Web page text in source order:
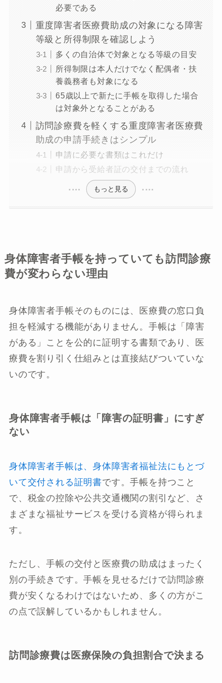
必要である
重度障害者医療費助成の対象になる障害
等級と所得制限を確認しよう
多くの自治体で対象となる等級の目安
所得制限は本人だけでなく配偶者・扶
養義務者も対象になる
65歳以上で新たに手帳を取得した場合
は対象外となることがある
訪問診療費を軽くする重度障害者医療費
助成の申請手続きはシンプル
申請に必要な書類はこれだけ
申請から受給者証の交付までの流れ
もっと見る
身体障害者手帳を持っていても訪問診療
費が変わらない理由
身体障害者手帳そのものには、医療費の窓口負
担を軽減する機能がありません。手帳は「障害
がある」ことを公的に証明する書類であり、医
療費を割り引く仕組みとは直接結びついていな
いのです。
身体障害者手帳は「障害の証明書」にすぎ
ない
身体障害者手帳は、身体障害者福祉法にもとづ
いて交付される証明書です。手帳を持つこと
で、税金の控除や公共交通機関の割引など、さ
まざまな福祉サービスを受ける資格が得られま
す。
ただし、手帳の交付と医療費の助成はまったく
別の手続きです。手帳を見せるだけで訪問診療
費が安くなるわけではないため、多くの方がこ
の点で誤解しているかもしれません。
訪問診療費は医療保険の負担割合で決まる